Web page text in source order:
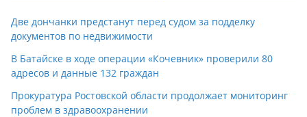
Две дончанки предстанут перед судом за подделку
документов по недвижимости
В Батайске в ходе операции «Кочевник» проверили 80
адресов и данные 132 граждан
Прокуратура Ростовской области продолжает мониторинг
проблем в здравоохранении